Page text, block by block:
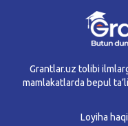
Grantlar.uz tolibi
mamlakatlarda bepul
Loyiha